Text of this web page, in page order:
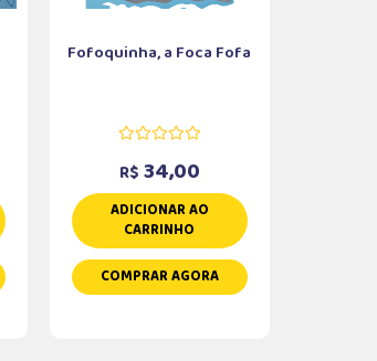
Fofoquinha, a Foca Fofa
R$ 34,00
ADICIONAR AO
CARRINHO
COMPRAR AGORA